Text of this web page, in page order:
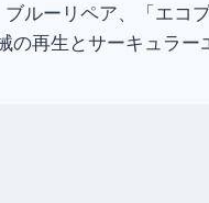
ブルーリペア、「エ
の再生とサーキュラ